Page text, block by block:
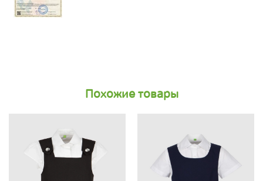
Похожие товары